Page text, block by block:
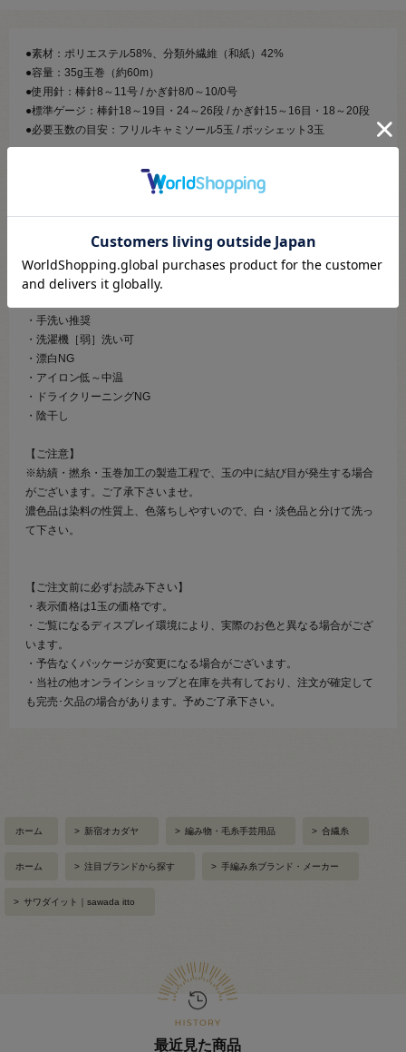
●素材：ポリエステル58%、分類外繊維（和紙）42%
●容量：35g玉巻（約60m）
●使用針：棒針8～11号 / かぎ針8/0～10/0号
●標準ゲージ：棒針18～19目・24～26段 / かぎ針15～16目・18～20段
●必要玉数の目安：フリルキャミソール5玉 / ポッシェット3玉
編めば夏のウェアなど様々な作品でお使いいただけます。
和紙とポリエステルの撚糸により吸水速乾性も抜群、洗濯機で洗うこと
も可能な万能素材です。
・手洗い推奨
・洗濯機［弱］洗い可
・漂白NG
・アイロン低～中温
・ドライクリーニングNG
・陰干し
【ご注意】
※紡績・撚糸・玉巻加工の製造工程で、玉の中に結び目が発生する場合
がございます。ご了承下さいませ。
濃色品は染料の性質上、色落ちしやすいので、白・淡色品と分けて洗っ
て下さい。
【ご注文前に必ずお読み下さい】
・表示価格は1玉の価格です。
・ご覧になるディスプレイ環境により、実際のお色と異なる場合がござ
います。
・予告なくパッケージが変更になる場合がございます。
・当社の他オンラインショップと在庫を共有しており、注文が確定して
も完売･欠品の場合があります。予めご了承下さい。
ホーム > 新宿オカダヤ > 編み物・毛糸手芸用品 > 合繊糸
ホーム > 注目ブランドから探す > 手編み糸ブランド・メーカー
> サワダイット｜sawada itto
最近見た商品